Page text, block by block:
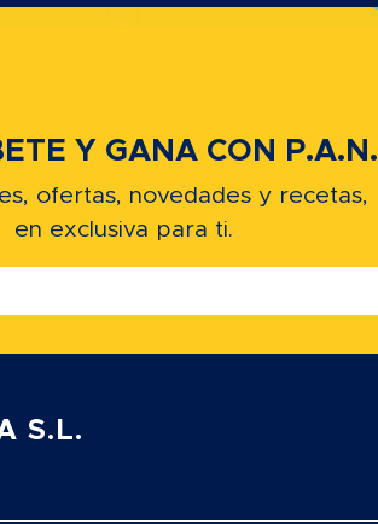
Y GANA CON P.A.N.
ofertas, novedades y recetas,
en exclusiva para ti.
S.L.